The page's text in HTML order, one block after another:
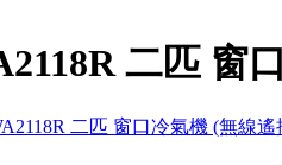
二匹 窗